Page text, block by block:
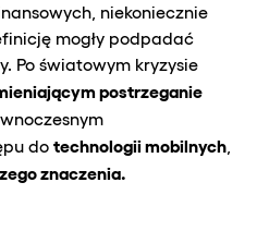
niekoniecznie
mogły podpadać
Po światowym kryzysie
postrzeganie
do technologii mobilnych
znaczenia.